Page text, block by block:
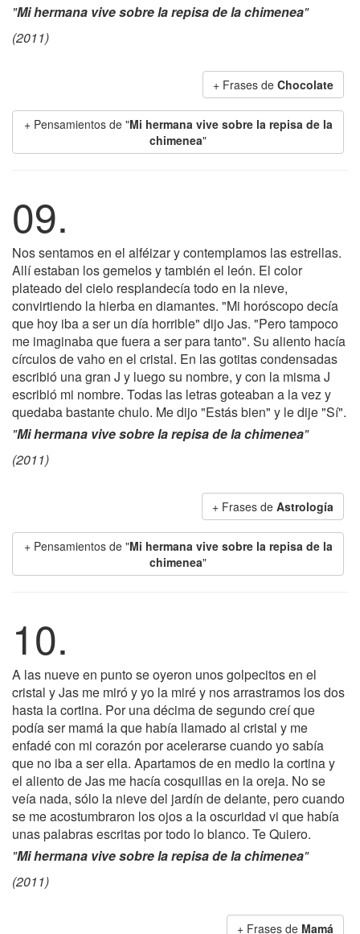
"Mi hermana vive sobre la repisa de la chimenea"
(2011)
+ Frases de Chocolate
+ Pensamientos de "Mi hermana vive sobre la repisa de la
chimenea"
09.
Nos sentamos en el alféizar y contemplamos las estrellas.
Allí estaban los gemelos y también el león. El color
plateado del cielo resplandecía todo en la nieve,
convirtiendo la hierba en diamantes. "Mi horóscopo decía
que hoy iba a ser un día horrible" dijo Jas. "Pero tampoco
me imaginaba que fuera a ser para tanto". Su aliento hacía
círculos de vaho en el cristal. En las gotitas condensadas
escribió una gran J y luego su nombre, y con la misma J
escribió mi nombre. Todas las letras goteaban a la vez y
quedaba bastante chulo. Me dijo "Estás bien" y le dije "Sí".
"Mi hermana vive sobre la repisa de la chimenea"
(2011)
+ Frases de Astrología
+ Pensamientos de "Mi hermana vive sobre la repisa de la
chimenea"
10.
A las nueve en punto se oyeron unos golpecitos en el
cristal y Jas me miró y yo la miré y nos arrastramos los dos
hasta la cortina. Por una décima de segundo creí que
podía ser mamá la que había llamado al cristal y me
enfadé con mi corazón por acelerarse cuando yo sabía
que no iba a ser ella. Apartamos de en medio la cortina y
el aliento de Jas me hacía cosquillas en la oreja. No se
veía nada, sólo la nieve del jardín de delante, pero cuando
se me acostumbraron los ojos a la oscuridad vi que había
unas palabras escritas por todo lo blanco. Te Quiero.
"Mi hermana vive sobre la repisa de la chimenea"
(2011)
+ Frases de Mamá